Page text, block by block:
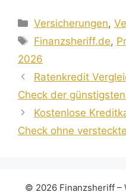
Kategorien
Versicherungen,
Schlagwörter
Finanzsheriff.de,
2026
Ratenkredit
Check der
Kostenlose
Check ohne
© 2026 Finanzsheriff –